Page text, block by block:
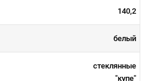
140,2
белый
стеклянные
"купе"